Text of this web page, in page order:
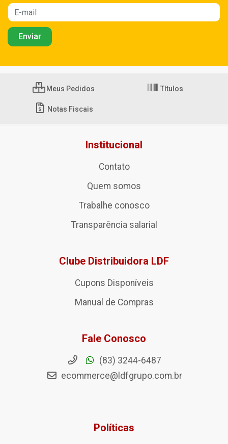
Meus Pedidos Títulos
Notas Fiscais
Institucional
Contato
Quem somos
Trabalhe conosco
Transparência salarial
Clube Distribuidora LDF
Cupons Disponíveis
Manual de Compras
Fale Conosco
(83) 3244-6487
ecommerce@ldfgrupo.com.br
Políticas